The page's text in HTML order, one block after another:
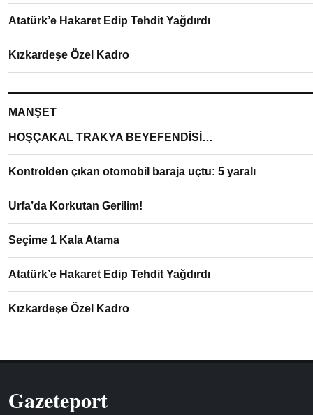
Atatürk’e Hakaret Edip Tehdit Yağdırdı
Kızkardeşe Özel Kadro
MANŞET
HOŞÇAKAL TRAKYA BEYEFENDİSİ…
Kontrolden çıkan otomobil baraja uçtu: 5 yaralı
Urfa’da Korkutan Gerilim!
Seçime 1 Kala Atama
Atatürk’e Hakaret Edip Tehdit Yağdırdı
Kızkardeşe Özel Kadro
Gazeteport